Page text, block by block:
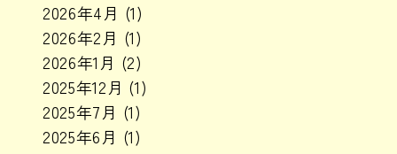
2026年4月 (1)
2026年2月 (1)
2026年1月 (2)
2025年12月 (1)
2025年7月 (1)
2025年6月 (1)